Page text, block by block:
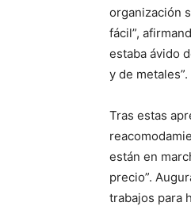
organización
fácil”,
estaba ávido
y de metales”.
Tras estas
están en
precio”.
trabajos para